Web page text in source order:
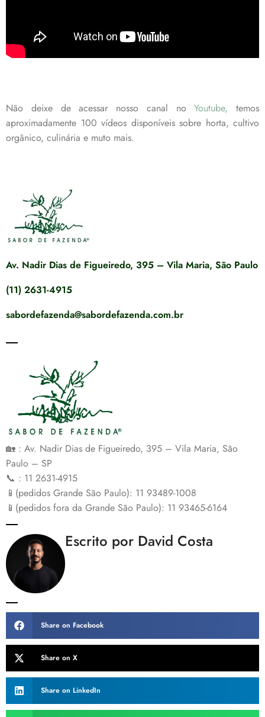
Não deixe de acessar nosso canal noYoutube, temos
aproximadamente 100 vídeos disponíveis sobre horta, cultivo
orgânico, culinária e muto mais.
Av. Nadir Dias de Figueiredo, 395 – Vila Maria, São Paulo
(11) 2631-4915
sabordefazenda@sabordefazenda.com.br
🏡 : Av. Nadir Dias de Figueiredo, 395 – Vila Maria, São
Paulo – SP
📞 : 11 2631-4915
📱(pedidos Grande São Paulo): 11 93489-1008
📱(pedidos fora da Grande São Paulo): 11 93465-6164
Escrito por David Costa
Share on Facebook
Share on X
Share on LinkedIn